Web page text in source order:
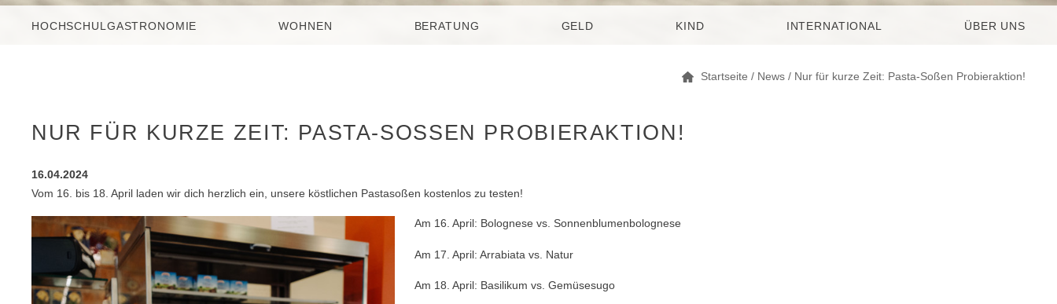
HOCHSCHULGASTRONOMIE WOHNEN BERATUNG GELD KIND INTERNATIONAL ÜBER UNS
Startseite / News / Nur für kurze Zeit: Pasta-Soßen Probieraktion!
NUR FÜR KURZE ZEIT: PASTA-SOSSEN PROBIERAKTION!
16.04.2024
Vom 16. bis 18. April laden wir dich herzlich ein, unsere köstlichen Pastasoßen kostenlos zu testen!
Am 16. April: Bolognese vs. Sonnenblumenbolognese
Am 17. April: Arrabiata vs. Natur
Am 18. April: Basilikum vs. Gemüsesugo